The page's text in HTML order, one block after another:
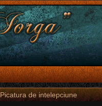
Picatura de intelepciune